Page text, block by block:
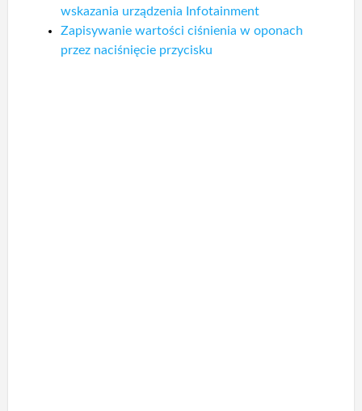
wskazania urządzenia Infotainment
Zapisywanie wartości ciśnienia w oponach
przez naciśnięcie przycisku